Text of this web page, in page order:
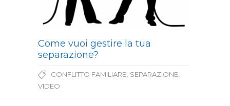
Come vuoi gestire la tua
separazione?
CONFLITTO FAMILIARE, SEPARAZIONE,
VIDEO